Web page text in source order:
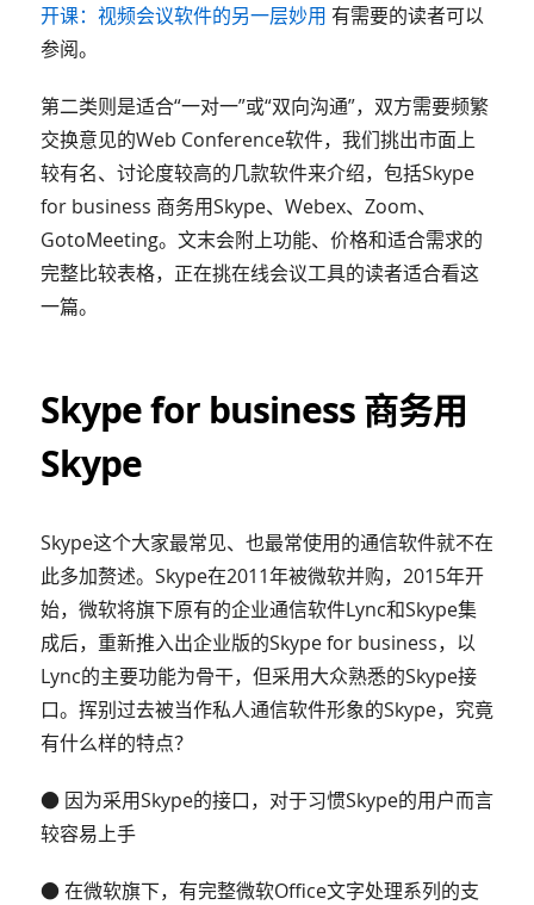
开课：视频会议软件的另一层妙用 有需要的读者可以
参阅。
第二类则是适合“一对一”或“双向沟通”，双方需要频繁
交换意见的Web Conference软件，我们挑出市面上
较有名、讨论度较高的几款软件来介绍，包括Skype
for business 商务用Skype、Webex、Zoom、
GotoMeeting。文末会附上功能、价格和适合需求的
完整比较表格，正在挑在线会议工具的读者适合看这
一篇。
Skype for business 商务用
Skype
Skype这个大家最常见、也最常使用的通信软件就不在
此多加赘述。Skype在2011年被微软并购，2015年开
始，微软将旗下原有的企业通信软件Lync和Skype集
成后，重新推入出企业版的Skype for business，以
Lync的主要功能为骨干，但采用大众熟悉的Skype接
口。挥别过去被当作私人通信软件形象的Skype，究竟
有什么样的特点？
● 因为采用Skype的接口，对于习惯Skype的用户而言
较容易上手
● 在微软旗下，有完整微软Office文字处理系列的支